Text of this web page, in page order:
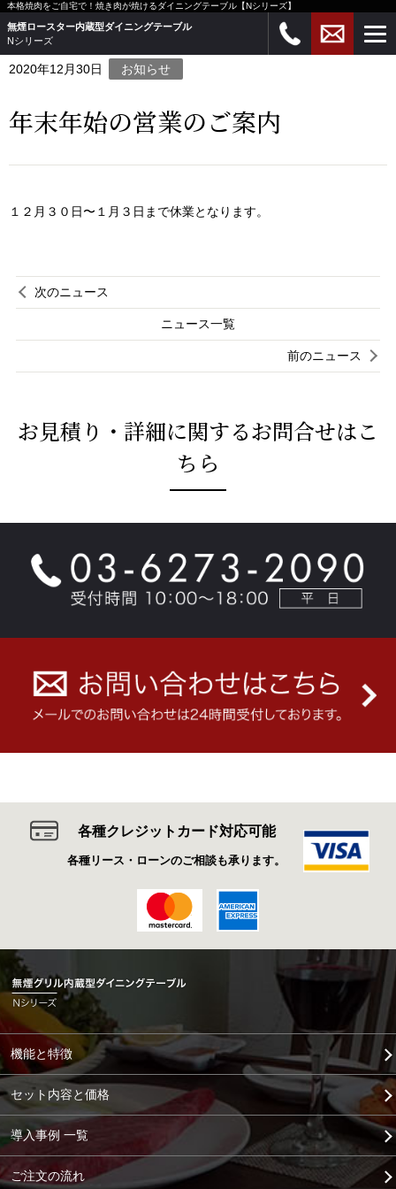
本格焼肉をご自宅で！焼き肉が焼けるダイニングテーブル【Nシリーズ】
無煙ロースター内蔵型ダイニングテーブル
Nシリーズ
ホーム ニュース > > 年末年始の営業のご案内
2020年12月30日 お知らせ
年末年始の営業のご案内
１２月３０日〜１月３日まで休業となります。
次のニュース
ニュース一覧
前のニュース
お見積り・詳細に関するお問合せはこ
ちら
各種クレジットカード対応可能
各種リース・ローンのご相談も承ります。
機能と特徴
セット内容と価格
導入事例 一覧
ご注文の流れ